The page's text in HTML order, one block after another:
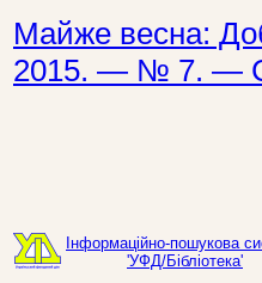
Майже весна:
2015. — № 7. —
Інформаційно-пошукова
'УФД/Бібліотека'